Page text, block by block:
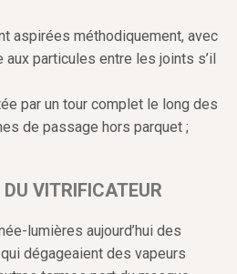
aspirées méthodiquement, avec
particules entre les joints s’il
par un tour complet le long des
de passage hors parquet ;
VITRIFICATEUR
lumières aujourd’hui des
dégageaient des vapeurs